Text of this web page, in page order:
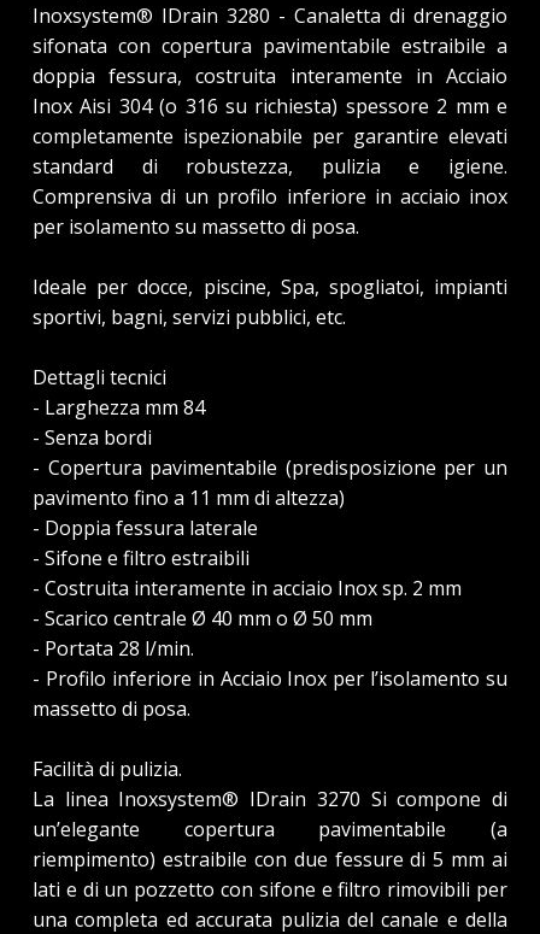
Inoxsystem® IDrain 3280 - Canaletta di drenaggio
sifonata con copertura pavimentabile estraibile a
doppia fessura, costruita interamente in Acciaio
Inox Aisi 304 (o 316 su richiesta) spessore 2 mm e
completamente ispezionabile per garantire elevati
standard di robustezza, pulizia e igiene.
Comprensiva di un profilo inferiore in acciaio inox
per isolamento su massetto di posa.
Ideale per docce, piscine, Spa, spogliatoi, impianti
sportivi, bagni, servizi pubblici, etc.
Dettagli tecnici
- Larghezza mm 84
- Senza bordi
- Copertura pavimentabile (predisposizione per un
pavimento fino a 11 mm di altezza)
- Doppia fessura laterale
- Sifone e filtro estraibili
- Costruita interamente in acciaio Inox sp. 2 mm
- Scarico centrale Ø 40 mm o Ø 50 mm
- Portata 28 l/min.
- Profilo inferiore in Acciaio Inox per l’isolamento su
massetto di posa.
Facilità di pulizia.
La linea Inoxsystem® IDrain 3270 Si compone di
un’elegante copertura pavimentabile (a
riempimento) estraibile con due fessure di 5 mm ai
lati e di un pozzetto con sifone e filtro rimovibili per
una completa ed accurata pulizia del canale e della